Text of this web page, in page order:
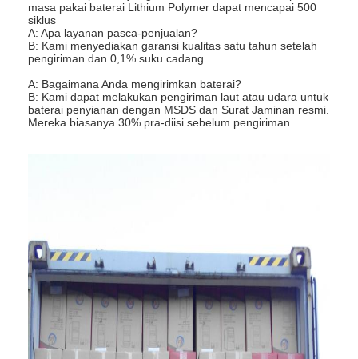
Tur Pabrik
Kontrol kualitas
Hubungi kami
Berita
Baterai Isi Ulang Lithium Ion
Lithium Polymer Battery
Baterai Penyianan Energi
masa pakai baterai Lithium Polymer dapat mencapai 500
siklus
A: Apa layanan pasca-penjualan?
B: Kami menyediakan garansi kualitas satu tahun setelah
pengiriman dan 0,1% suku cadang.
A: Bagaimana Anda mengirimkan baterai?
B: Kami dapat melakukan pengiriman laut atau udara untuk
baterai penyianan dengan MSDS dan Surat Jaminan resmi.
Mereka biasanya 30% pra-diisi sebelum pengiriman.